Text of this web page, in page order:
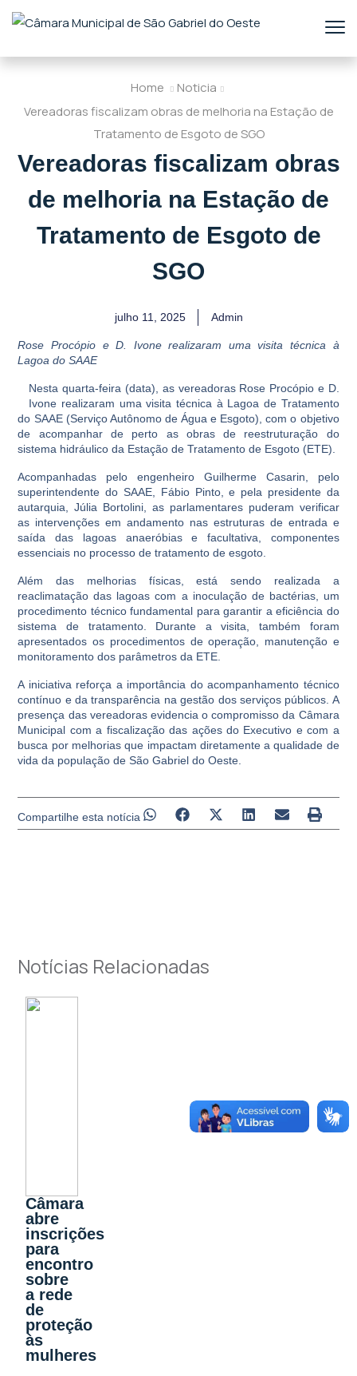
Home
Noticia
Vereadoras fiscalizam obras de melhoria na Estação de
Tratamento de Esgoto de SGO
Vereadoras fiscalizam obras
de melhoria na Estação de
Tratamento de Esgoto de
SGO
julho 11, 2025 Admin
Rose Procópio e D. Ivone realizaram uma visita técnica à
Lagoa do SAAE
Nesta quarta-feira (data), as vereadoras Rose Procópio e D.
Ivone realizaram uma visita técnica à Lagoa de Tratamento
do SAAE (Serviço Autônomo de Água e Esgoto), com o objetivo
de acompanhar de perto as obras de reestruturação do
sistema hidráulico da Estação de Tratamento de Esgoto (ETE).
Acompanhadas pelo engenheiro Guilherme Casarin, pelo
superintendente do SAAE, Fábio Pinto, e pela presidente da
autarquia, Júlia Bortolini, as parlamentares puderam verificar
as intervenções em andamento nas estruturas de entrada e
saída das lagoas anaeróbias e facultativa, componentes
essenciais no processo de tratamento de esgoto.
Além das melhorias físicas, está sendo realizada a
reaclimatação das lagoas com a inoculação de bactérias, um
procedimento técnico fundamental para garantir a eficiência do
sistema de tratamento. Durante a visita, também foram
apresentados os procedimentos de operação, manutenção e
monitoramento dos parâmetros da ETE.
A iniciativa reforça a importância do acompanhamento técnico
contínuo e da transparência na gestão dos serviços públicos. A
presença das vereadoras evidencia o compromisso da Câmara
Municipal com a fiscalização das ações do Executivo e com a
busca por melhorias que impactam diretamente a qualidade de
vida da população de São Gabriel do Oeste.
Compartilhe esta notícia
Câmara
abre
inscrições
para
encontro
sobre
a rede
de
proteção
às
mulheres
Notícias Relacionadas